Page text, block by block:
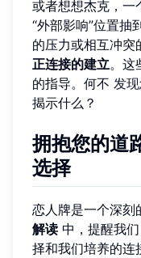
或者想想杰克，一
“外部影响”位置抽
的压力或相互冲突
正连接的建立。这
的指导。何不 发
揭示什么？
拥抱您的道
选择
恋人牌是一个深刻
解读 中，提醒我
择和我们培养的连